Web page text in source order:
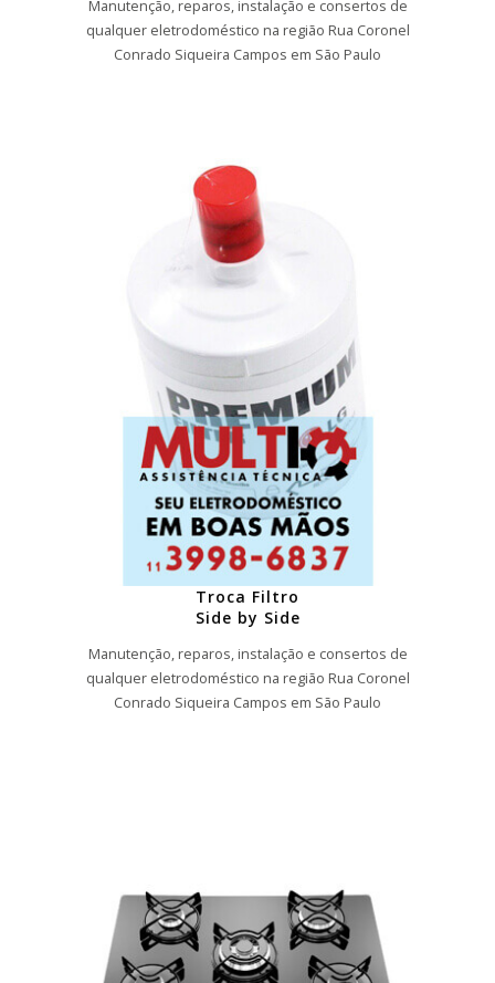
Manutenção, reparos, instalação e consertos de
qualquer eletrodoméstico na região Rua Coronel
Conrado Siqueira Campos em São Paulo
Troca Filtro
Side by Side
Manutenção, reparos, instalação e consertos de
qualquer eletrodoméstico na região Rua Coronel
Conrado Siqueira Campos em São Paulo